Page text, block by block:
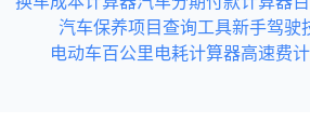
汽车保养项目查询工具新手驾驶
电动车百公里电耗计算器高速费